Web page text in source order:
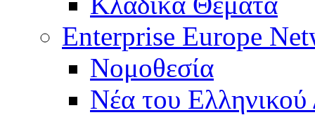
Enterprise Europe
Νομοθεσία
Νέα του Ελληνικού